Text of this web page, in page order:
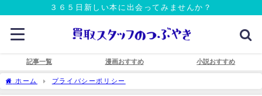
３６５日新しい本に出会ってみませんか？
記事一覧 漫画おすすめ 小説おすすめ
ホーム プライバシーポリシー